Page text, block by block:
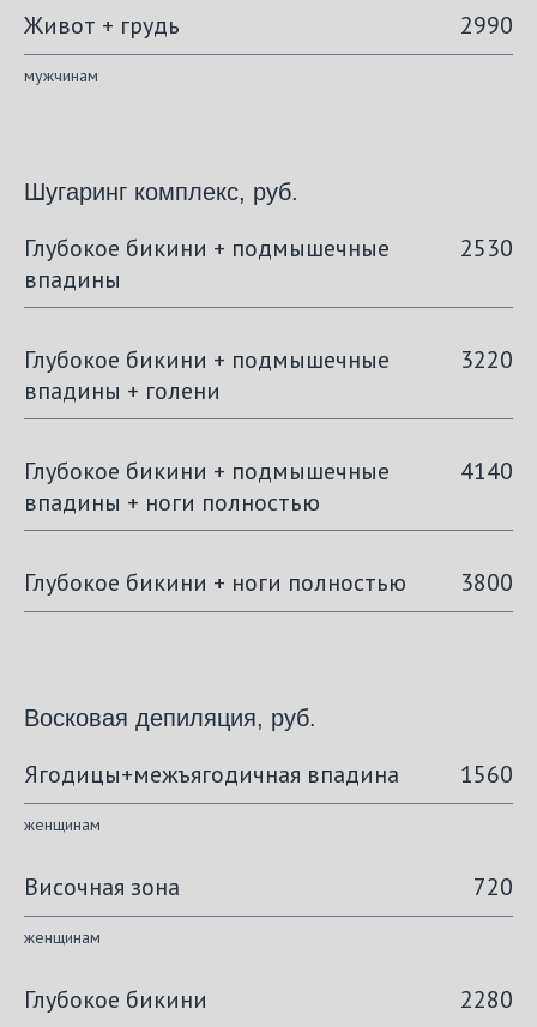
Живот + грудь 2990
мужчинам
Шугаринг комплекс, руб.
Глубокое бикини + подмышечные
впадины
2530
Глубокое бикини + подмышечные
впадины + голени
3220
Глубокое бикини + подмышечные
впадины + ноги полностью
4140
Глубокое бикини + ноги полностью 3800
Восковая депиляция, руб.
Ягодицы+межъягодичная впадина 1560
женщинам
Височная зона 720
женщинам
Глубокое бикини 2280